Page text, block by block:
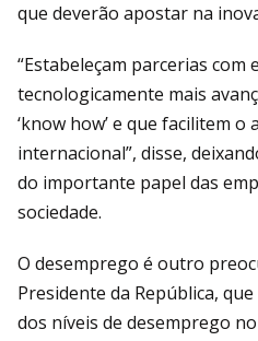
que deverão apostar na
“Estabeleçam parcerias com
tecnologicamente mais
‘know how’ e que facilitem o
internacional”, disse,
do importante papel das
sociedade.
O desemprego é outro
Presidente da República,
dos níveis de desemprego